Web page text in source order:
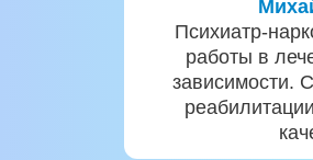
Психиатр-
работы в
зависимости.